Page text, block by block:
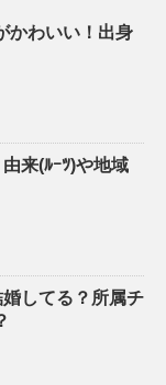
かわいい！出身
来(ﾙｰﾂ)や地域
してる？所属チ